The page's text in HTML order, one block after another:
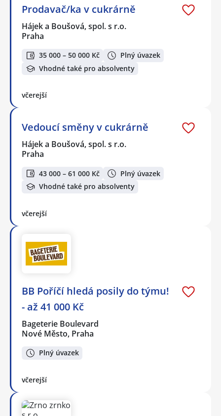
Prodavač/ka v cukrárně
Hájek a Boušová, spol. s r.o.
Praha
35 000 – 50 000 Kč
Plný úvazek
Vhodné také pro absolventy
včerejší
Vedoucí směny v cukrárně
Hájek a Boušová, spol. s r.o.
Praha
43 000 – 61 000 Kč
Plný úvazek
Vhodné také pro absolventy
včerejší
BB Poříčí hledá posily do týmu!
- až 41 000 Kč
Bageterie Boulevard
Nové Město, Praha
Plný úvazek
včerejší